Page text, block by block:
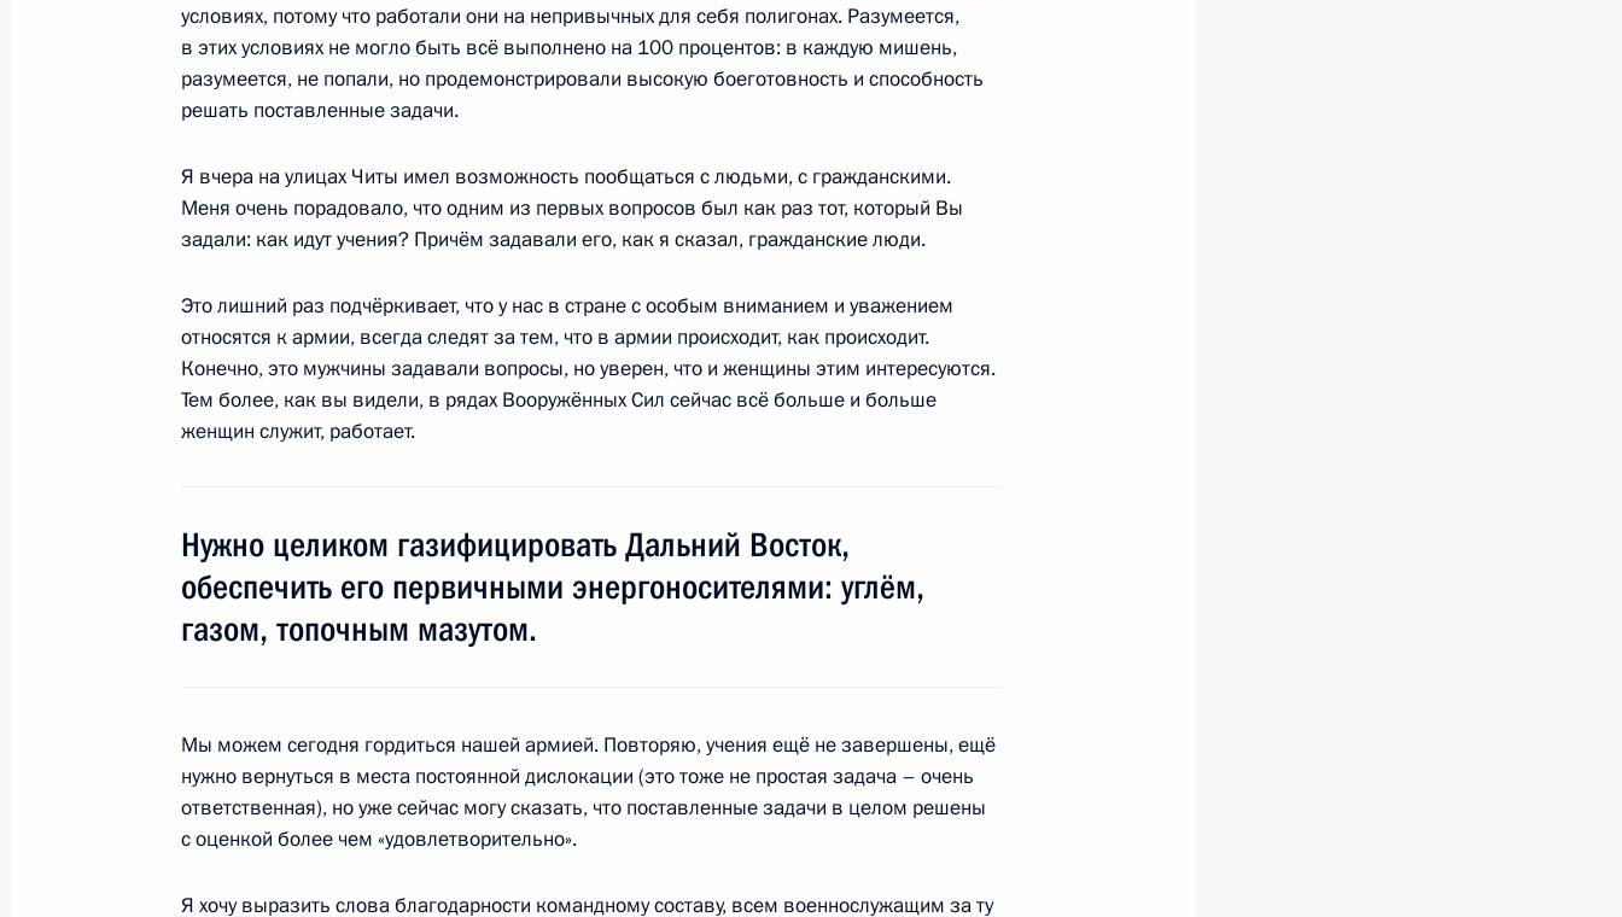
17 июля 2013 года, 08:00 Военный полигон Цугол
16 июля 2013 года, вторник
Совещание о социально-экономической ситуации
в Забайкальском крае
16 июля 2013 года, 19:15 Чита
5
Стенографический отчёт о совещании о комплексном
социально-экономическом развитии Сахалинской области
16 июля 2013 года, 10:45 Южно-Сахалинск
4
Видеоконференция с буровой платформой «Орлан»
16 июля 2013 года, 06:30 Южно-Сахалинск
Встреча с участниками экспедиции «Гогланд-2013»
15 июля 2013 года, 20:00 Остров Гогланд
1 34м
12 июля 2013 года, пятница
условиях, потому что работали они на непривычных для себя полигонах. Разумеется,
в этих условиях не могло быть всё выполнено на 100 процентов: в каждую мишень,
разумеется, не попали, но продемонстрировали высокую боеготовность и способность
решать поставленные задачи.
Я вчера на улицах Читы имел возможность пообщаться с людьми, с гражданскими.
Меня очень порадовало, что одним из первых вопросов был как раз тот, который Вы
задали: как идут учения? Причём задавали его, как я сказал, гражданские люди.
Это лишний раз подчёркивает, что у нас в стране с особым вниманием и уважением
относятся к армии, всегда следят за тем, что в армии происходит, как происходит.
Конечно, это мужчины задавали вопросы, но уверен, что и женщины этим интересуются.
Тем более, как вы видели, в рядах Вооружённых Сил сейчас всё больше и больше
женщин служит, работает.
Нужно целиком газифицировать Дальний Восток,
обеспечить его первичными энергоносителями: углём,
газом, топочным мазутом.
Мы можем сегодня гордиться нашей армией. Повторяю, учения ещё не завершены, ещё
нужно вернуться в места постоянной дислокации (это тоже не простая задача – очень
ответственная), но уже сейчас могу сказать, что поставленные задачи в целом решены
с оценкой более чем «удовлетворительно».
Я хочу выразить слова благодарности командному составу, всем военнослужащим за ту